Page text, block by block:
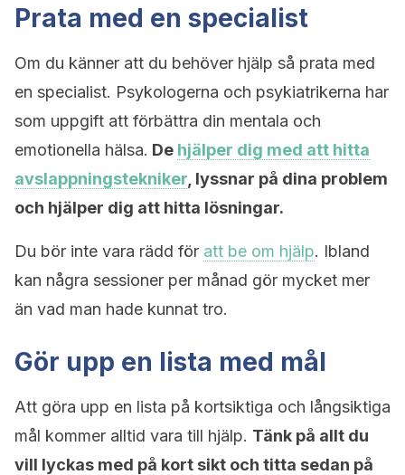
Prata med en specialist
Om du känner att du behöver hjälp så prata med
en specialist. Psykologerna och psykiatrikerna har
som uppgift att förbättra din mentala och
emotionella hälsa. De hjälper dig med att hitta
avslappningstekniker , lyssnar på dina problem
och hjälper dig att hitta lösningar.
Du bör inte vara rädd för att be om hjälp. Ibland
kan några sessioner per månad gör mycket mer
än vad man hade kunnat tro.
Gör upp en lista med mål
Att göra upp en lista på kortsiktiga och långsiktiga
mål kommer alltid vara till hjälp. Tänk på allt du
vill lyckas med på kort sikt och titta sedan på